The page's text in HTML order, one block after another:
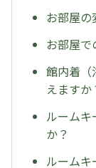
お部屋の
お部屋で
館内着（
えますか
ルームキ
か？
ルームキ